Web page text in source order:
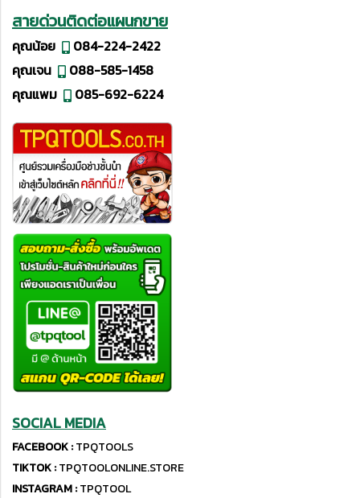
สายด่วนติดต่อแผนกขาย
คุณน้อย
084-224-2422
คุณเจน
088-585-1458
คุณแพม
085-692-6224
SOCIAL MEDIA
FACEBOOK :TPQTOOLS
TIKTOK :TPQTOOLONLINE.STORE
INSTAGRAM :TPQTOOL